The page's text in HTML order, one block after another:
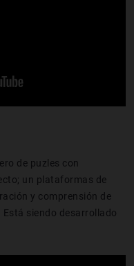
de puzles con
un plataformas de
y comprensión de
siendo desarrollado